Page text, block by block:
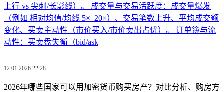
上行 vs 尖刺/长影线）。 成交量与交易活跃度：成交量爆发
（例如 相对均值/均线 5×–20×）、交易笔数上升、平均成交额
变化、买卖主动性（市价买入/市价卖出占优）。 订单簿与流
动性：买卖盘失衡（bid/ask
12.01.2026 22:28
2026年哪些国家可以用加密货币购买房产？对比分析、购房方